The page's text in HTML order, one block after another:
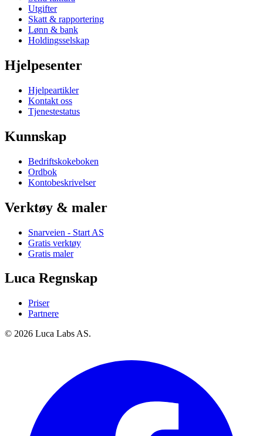
Utgifter
Skatt & rapportering
Lønn & bank
Holdingsselskap
Hjelpesenter
Hjelpeartikler
Kontakt oss
Tjenestestatus
Kunnskap
Bedriftskokeboken
Ordbok
Kontobeskrivelser
Verktøy & maler
Snarveien - Start AS
Gratis verktøy
Gratis maler
Luca Regnskap
Priser
Partnere
© 2026 Luca Labs AS.